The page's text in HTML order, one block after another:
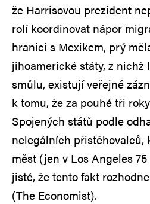
že Harrisovou prezident
rolí koordinovat nápor
hranici s Mexikem, prý
jihoamerické státy, z nichž
smůlu, existují veřejné
k tomu, že za pouhé tři
Spojených států podle
nelegálních
měst (jen v Los Angeles
jisté, že tento fakt
(The Economist).